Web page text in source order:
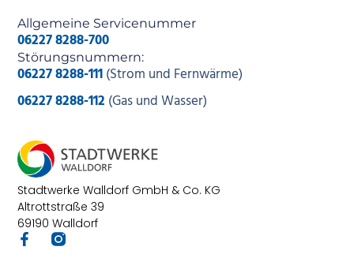
Stadtwerke Walldorf GmbH & Co. KG
Altrottstraße 39
69190 Walldorf
Allgemeine Servicenummer
06227 8288-700
Störungsnummern:
06227 8288-111(Strom und Fernwärme)
06227 8288-112 (Gas und Wasser)